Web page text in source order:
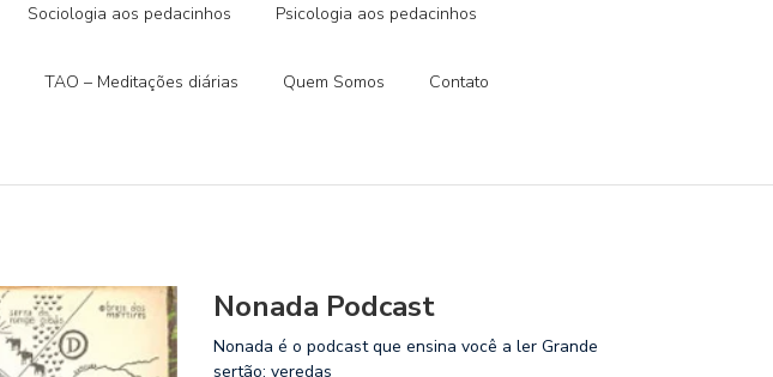
Sociologia aos pedacinhos Psicologia aos pedacinhos
TAO – Meditações diárias Quem Somos Contato
Nonada Podcast
Nonada é o podcast que ensina você a ler Grande
sertão: veredas